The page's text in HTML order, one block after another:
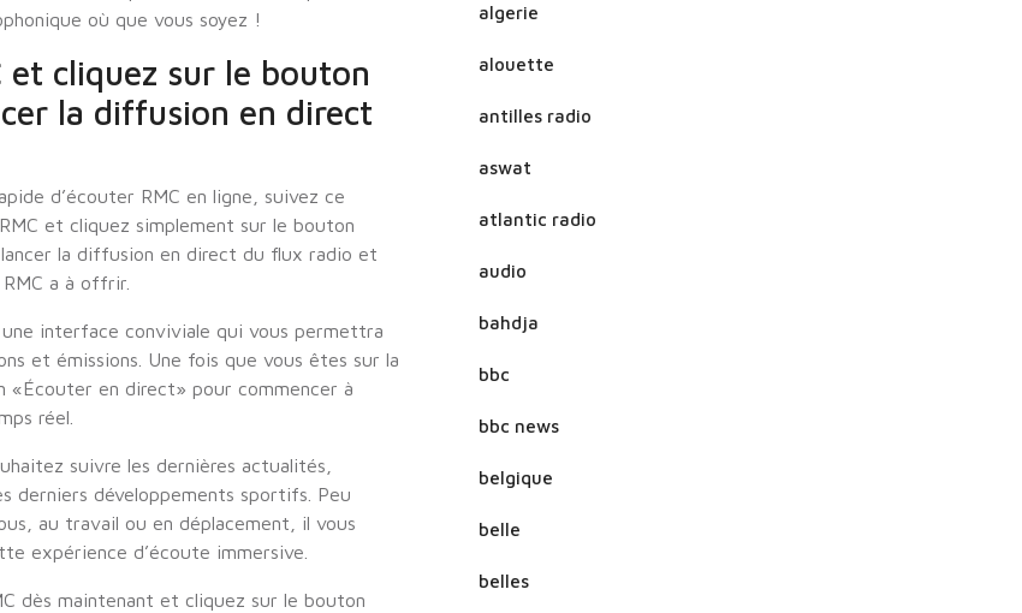
où que vous soyez !
et cliquez sur le bouton
la diffusion en direct
d’écouter RMC en ligne, suivez ce
et cliquez simplement sur le bouton
la diffusion en direct du flux radio et
a à offrir.
interface conviviale qui vous permettra
et émissions. Une fois que vous êtes sur la
en direct» pour commencer à
réel.
suivre les dernières actualités,
derniers développements sportifs. Peu
au travail ou en déplacement, il vous
expérience d’écoute immersive.
dès maintenant et cliquez sur le bouton
algerie
alouette
antilles radio
aswat
atlantic radio
audio
bahdja
bbc
bbc news
belgique
belle
belles